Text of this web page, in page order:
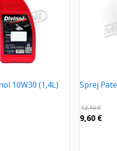
10W30 (1,4L)
Sprej
12,10€
9,60 €